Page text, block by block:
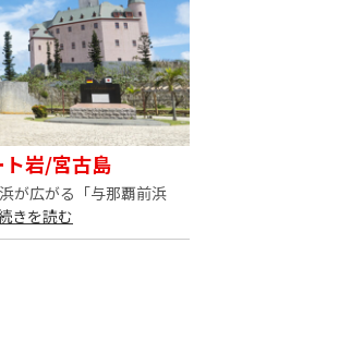
岩/宮古島
が広がる「与那覇前浜
きを読む